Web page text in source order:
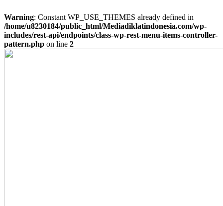
Warning: Constant WP_USE_THEMES already defined in
/home/u8230184/public_html/Mediadiklatindonesia.com/wp-
includes/rest-api/endpoints/class-wp-rest-menu-items-controller-
pattern.php on line 2
Skip